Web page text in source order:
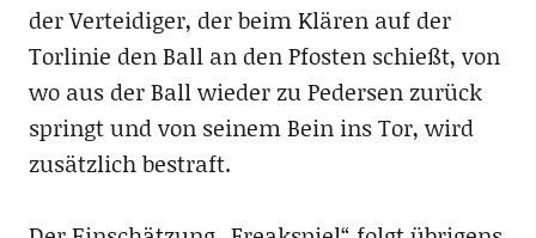
der Verteidiger, der beim Klären auf der
Torlinie den Ball an den Pfosten schießt, von
wo aus der Ball wieder zu Pedersen zurück
springt und von seinem Bein ins Tor, wird
zusätzlich bestraft.